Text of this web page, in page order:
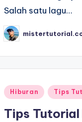
Salah satu lagu…
Posted
by
Posted
Hiburan Tips
Tips